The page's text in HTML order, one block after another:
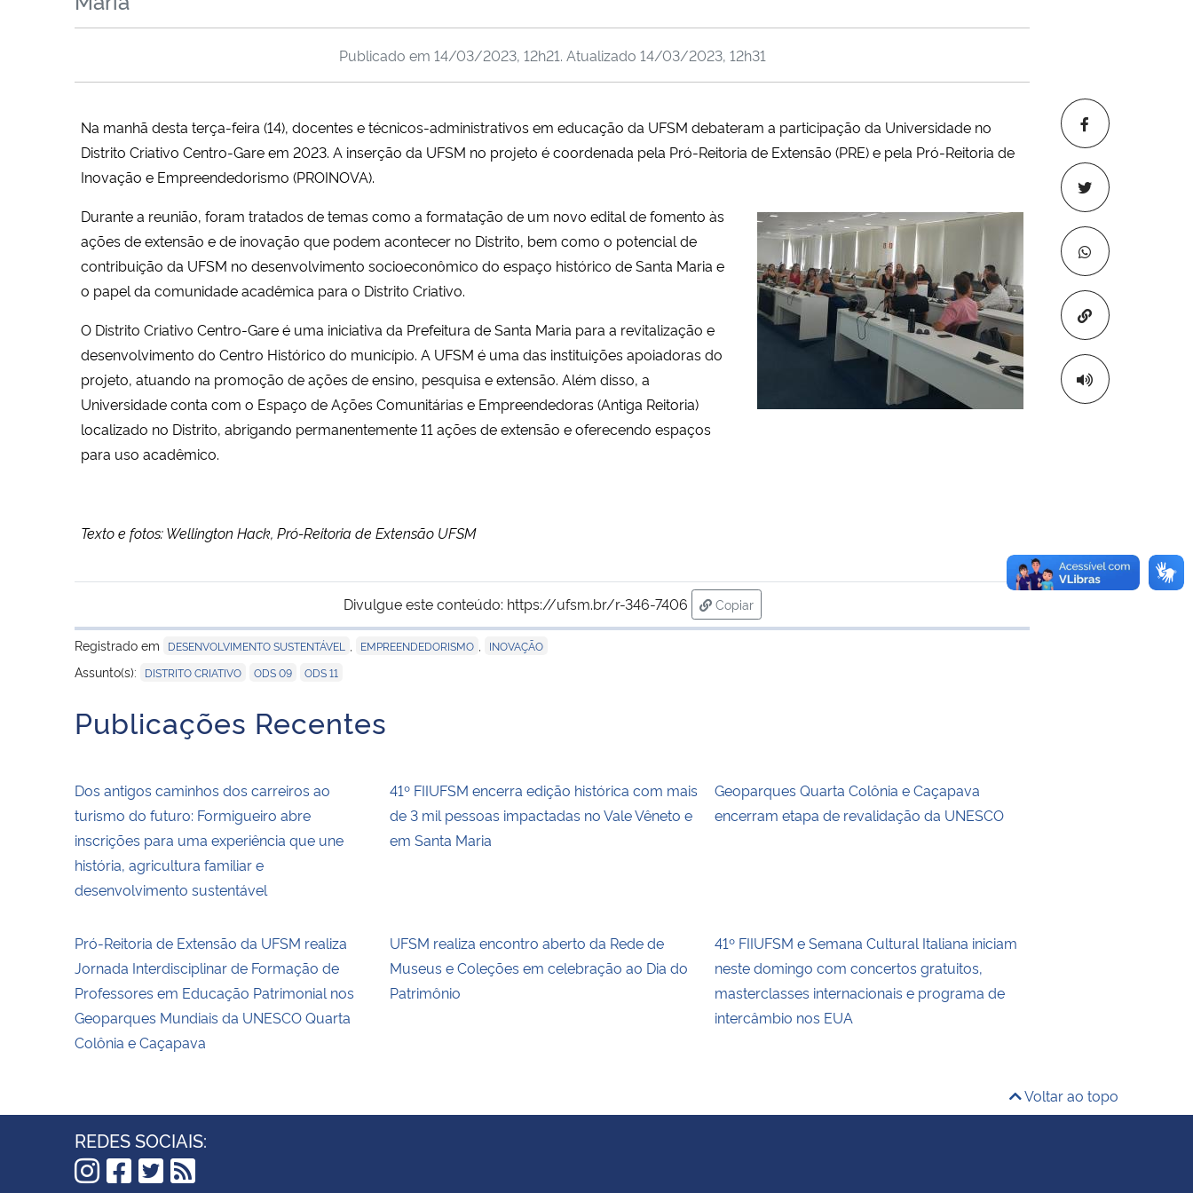
Copiar para
Publicado em 14/03/2023, 12h21. Atualizado 14/03/2023, 12h31
Na manhã desta terça-feira (14), docentes e técnicos-administrativos em educação da UFSM debateram a participação da Universidade no
Distrito Criativo Centro-Gare em 2023. A inserção da UFSM no projeto é coordenada pela Pró-Reitoria de Extensão (PRE) e pela Pró-Reitoria de
Inovação e Empreendedorismo (PROINOVA).
Durante a reunião, foram tratados de temas como a formatação de um novo edital de fomento às
ações de extensão e de inovação que podem acontecer no Distrito, bem como o potencial de
contribuição da UFSM no desenvolvimento socioeconômico do espaço histórico de Santa Maria e
o papel da comunidade acadêmica para o Distrito Criativo.
O Distrito Criativo Centro-Gare é uma iniciativa da Prefeitura de Santa Maria para a revitalização e
desenvolvimento do Centro Histórico do município. A UFSM é uma das instituições apoiadoras do
projeto, atuando na promoção de ações de ensino, pesquisa e extensão. Além disso, a
Universidade conta com o Espaço de Ações Comunitárias e Empreendedoras (Antiga Reitoria)
localizado no Distrito, abrigando permanentemente 11 ações de extensão e oferecendo espaços
para uso acadêmico.
Texto e fotos: Wellington Hack, Pró-Reitoria de Extensão UFSM
Divulgue este conteúdo: https://ufsm.br/r-346-7406
Copiar
para área de transferência
Registrado em
DESENVOLVIMENTO SUSTENTÁVEL EMPREENDEDORISMO INOVAÇÃO
Assunto(s): DISTRITO CRIATIVO ODS 09 ODS 11
Publicações Recentes
Dos antigos caminhos dos carreiros ao
turismo do futuro: Formigueiro abre
inscrições para uma experiência que une
história, agricultura familiar e
desenvolvimento sustentável
41º FIIUFSM encerra edição histórica com mais
de 3 mil pessoas impactadas no Vale Vêneto e
em Santa Maria
Geoparques Quarta Colônia e Caçapava
encerram etapa de revalidação da UNESCO
Pró-Reitoria de Extensão da UFSM realiza
Jornada Interdisciplinar de Formação de
Professores em Educação Patrimonial nos
Geoparques Mundiais da UNESCO Quarta
Colônia e Caçapava
UFSM realiza encontro aberto da Rede de
Museus e Coleções em celebração ao Dia do
Patrimônio
41º FIIUFSM e Semana Cultural Italiana iniciam
neste domingo com concertos gratuitos,
masterclasses internacionais e programa de
intercâmbio nos EUA
Voltar ao topo
REDES SOCIAIS: